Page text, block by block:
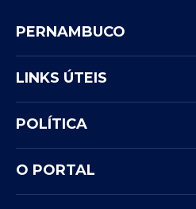
PERNAMBUCO
LINKS ÚTEIS
POLÍTICA
O PORTAL